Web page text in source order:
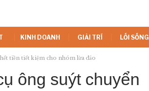
KINH DOANH GIẢI TRÍ LỐI SỐNG
tiền tiết kiệm cho nhóm lừa đảo
ông suýt chuyển